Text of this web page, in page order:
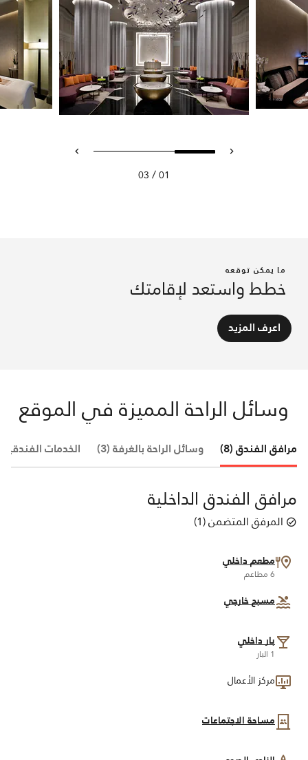
01
/
03
ما يمكن توقعه
خطط واستعد لإقامتك
اعرف المزيد
وسائل الراحة المميزة في الموقع
مرافق الفندق (8) وسائل الراحة بالغرفة (3) الخدمات الفندقية
مرافق الفندق الداخلية
المرفق المتضمن(
1
)
مطعم داخلي
6 مطاعم
مسبح خارجي
بار داخلي
1 البار
مركز الأعمال
مساحة الاجتماعات